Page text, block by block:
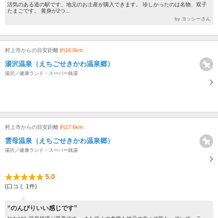
活気のある道の駅です。地元のお土産が購入できます。 珍しかったのは名物、双子
たまごです。 黄身が2つ...
by ヨッシーさん
村上市からの目安距離 約16.6km
湯沢温泉（えちごせきかわ温泉郷）
湯沢／健康ランド・スーパー銭湯
村上市からの目安距離 約17.6km
雲母温泉（えちごせきかわ温泉郷）
湯沢／健康ランド・スーパー銭湯
5.0
(口コミ 1件)
“のんびりいい感じです”